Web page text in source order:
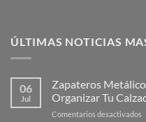
ÚLTIMAS NOTICIAS
06
Jul
Zapateros
Organizar Tu
Comentarios desactivados